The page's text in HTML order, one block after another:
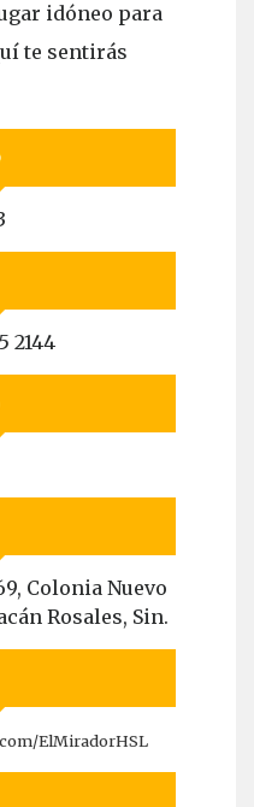
idóneo para
te sentirás
2144
Colonia Nuevo
Rosales, Sin.
ElMiradorHSL